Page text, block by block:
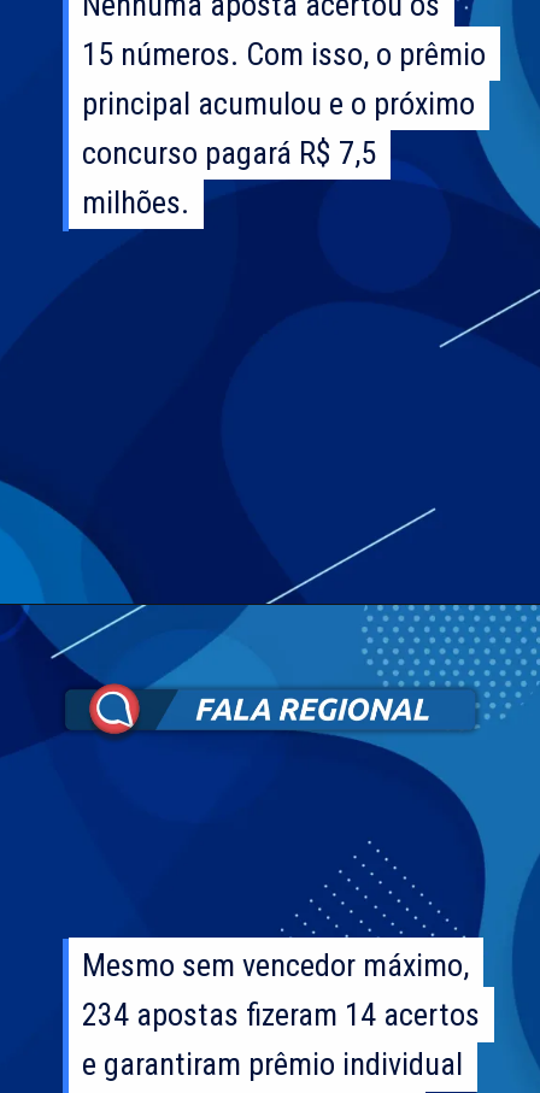
15 números. Com isso, o prêmio
principal acumulou e o próximo
concurso pagará R$ 7,5
milhões.
15 números. Com isso, o prêmio
principal acumulou e o próximo
concurso pagará R$ 7,5
milhões.
Mesmo sem vencedor máximo,
234 apostas fizeram 14 acertos
e garantiram prêmio individual
Mesmo sem vencedor máximo,
234 apostas fizeram 14 acertos
e garantiram prêmio individual